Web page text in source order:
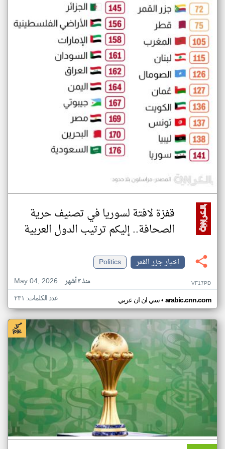
قفزة لافتة لسوريا في تصنيف حرية
الصحافة.. إليكم ترتيب الدول العربية
اخبار جزر القمر
Politics
May 04, 2026
منذ ٣ أشهر VF17PD
سي ان ان عربي• arabic.cnn.com عدد الكلمات: ٢٣١